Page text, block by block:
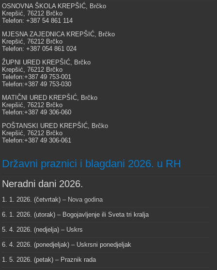
OSNOVNA ŠKOLA KREPŠIĆ, Brčko
Krepšić, 76212 Brčko
Telefon: +387 54 861 114
MJESNA ZAJEDNICA KREPŠIĆ, Brčko
Krepšić, 76212 Brčko
Telefon: +387 054 861 024
ŽUPNI URED KREPŠIĆ, Brčko
Krepšić, 76212 Brčko
Telefon:+387 49 753-001
Telefon:+387 49 753-030
MATIČNI URED KREPŠIĆ, Brčko
Krepšić, 76212 Brčko
Telefon:+387 49 306-060
POŠTANSKI URED KREPŠIĆ, Brčko
Krepšić, 76212 Brčko
Telefon:+387 49 306-061
Državni praznici i blagdani 2026. u RH
Neradni dani 2026.
1. 1. 2026. (četvrtak) – Nova godina
6. 1. 2026. (utorak) – Bogojavljenje ili Sveta tri kralja
5. 4. 2026. (nedjelja) – Uskrs
6. 4. 2026. (ponedjeljak) – Uskrsni ponedjeljak
1. 5. 2026. (petak) – Praznik rada